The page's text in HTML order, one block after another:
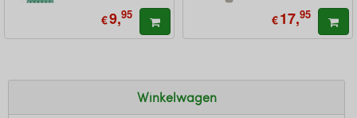
€9,95 €17,95
Winkelwagen